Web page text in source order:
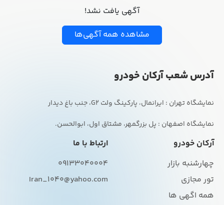
آگهی یافت نشد!
مشاهده همه آگهی‌ها
آدرس شعب آرکان خودرو
نمایشگاه اصفهان : پل بزرگمهر، مشتاق اول، ابوالحسن.
آرکان خودرو
چهارشنبه بازار
تور مجازی
همه اگهی ها
ارتباط با ما
09133040004
Iran_1040@yahoo.com